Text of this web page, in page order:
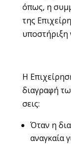
όπως, η
της
Η
διαγραφή
σεις:
Όταν η
αναγκαία